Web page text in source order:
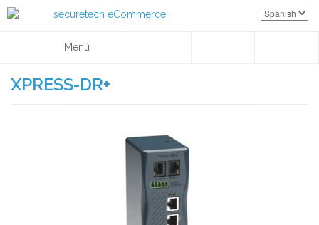
Menú
XPRESS-DR+